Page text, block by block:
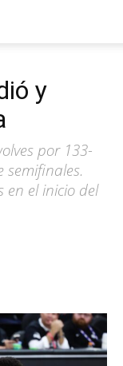
y
por 133-
semifinales.
el inicio del